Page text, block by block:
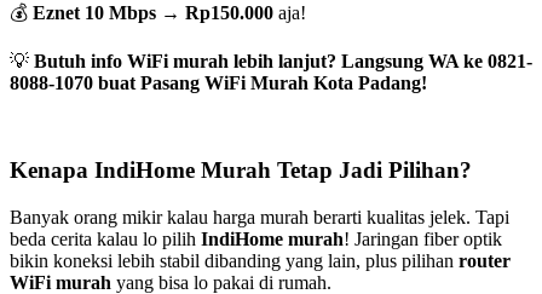
💰 Eznet 10 Mbps → Rp150.000 aja!
💡 Butuh info WiFi murah lebih lanjut? Langsung WA ke 0821-
8088-1070 buat Pasang WiFi Murah Kota Padang!
Kenapa IndiHome Murah Tetap Jadi Pilihan?
Banyak orang mikir kalau harga murah berarti kualitas jelek. Tapi
beda cerita kalau lo pilih IndiHome murah! Jaringan fiber optik
bikin koneksi lebih stabil dibanding yang lain, plus pilihan router
WiFi murah yang bisa lo pakai di rumah.